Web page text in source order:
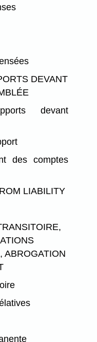
DEVANT
devant
des comptes
LIABILITY
ABROGATION